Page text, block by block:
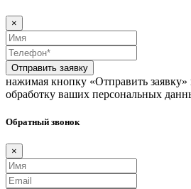
×
Отправить заявку
нажимая кнопку «Отправить заявку»
обработку ваших персональных
Обратный звонок
×